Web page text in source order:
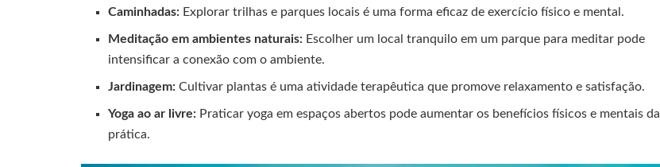
Caminhadas: Explorar trilhas e parques locais é uma forma eficaz de exercício físico e mental.
Meditação em ambientes naturais: Escolher um local tranquilo em um parque para meditar pode
intensificar a conexão com o ambiente.
Jardinagem: Cultivar plantas é uma atividade terapêutica que promove relaxamento e satisfação.
Yoga ao ar livre: Praticar yoga em espaços abertos pode aumentar os benefícios físicos e mentais da
prática.